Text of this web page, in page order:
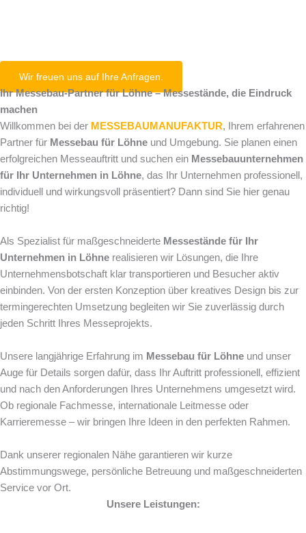
Wir freuen uns auf Ihre Anfragen.
Ihr Messebau-Partner für Löhne – Messestände, die Eindruck
machen
Willkommen bei der MESSEBAUMANUFAKTUR, Ihrem erfahrenen
Partner für Messebau für Löhne und Umgebung. Sie planen einen
erfolgreichen Messeauftritt und suchen ein Messebauunternehmen
für Ihr Unternehmen in Löhne, das Ihr Unternehmen professionell,
individuell und wirkungsvoll präsentiert? Dann sind Sie hier genau
richtig!
Als Spezialist für maßgeschneiderte Messestände für Ihr
Unternehmen in Löhne realisieren wir Lösungen, die Ihre
Unternehmensbotschaft klar transportieren und Besucher aktiv
einbinden. Von der ersten Konzeption über kreatives Design bis zur
termingerechten Umsetzung begleiten wir Sie zuverlässig durch
jeden Schritt Ihres Messeprojekts.
Unsere langjährige Erfahrung im Messebau für Löhne und unser
Auge für Details sorgen dafür, dass Ihr Auftritt professionell, effizient
und nach den Anforderungen Ihres Unternehmens umgesetzt wird.
Ob regionale Fachmesse, internationale Leitmesse oder
Karrieremesse – wir bringen Ihre Ideen in den perfekten Rahmen.
Dank unserer regionalen Nähe garantieren wir kurze
Abstimmungswege, persönliche Betreuung und maßgeschneiderten
Service vor Ort.
Unsere Leistungen: